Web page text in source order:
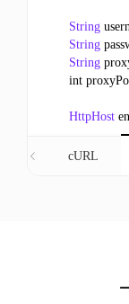
String
String
String
int
HttpHost
        .
auth
cURL